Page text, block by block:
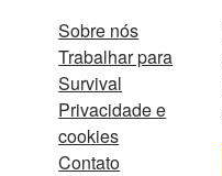
Sobre nós
Trabalhar para
Survival
Privacidade e
cookies
Contato